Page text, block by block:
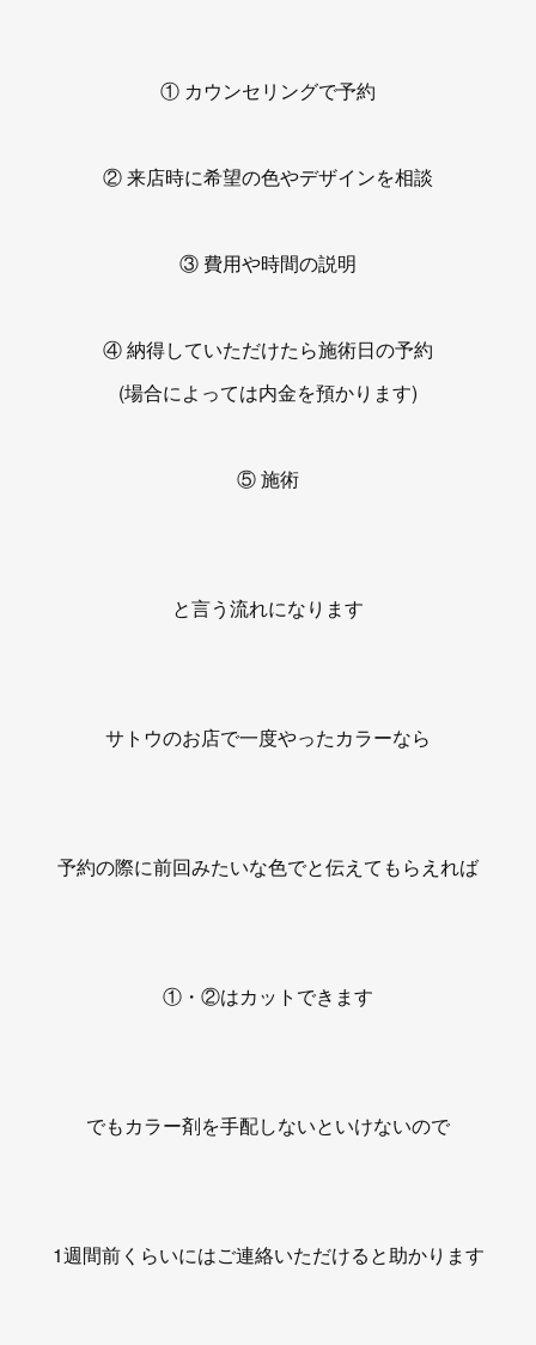
① カウンセリングで予約
② 来店時に希望の色やデザインを相談
③ 費用や時間の説明
④ 納得していただけたら施術日の予約
(場合によっては内金を預かります)
⑤ 施術
と言う流れになります
サトウのお店で一度やったカラーなら
予約の際に前回みたいな色でと伝えてもらえれば
①・②はカットできます
でもカラー剤を手配しないといけないので
1週間前くらいにはご連絡いただけると助かります